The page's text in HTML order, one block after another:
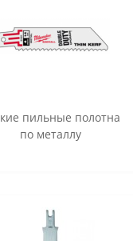
пильные полотна
по металлу